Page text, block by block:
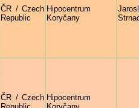
ČR / Czech
Republic
Hipocentrum
Koryčany
ČR / Czech Hipocentrum